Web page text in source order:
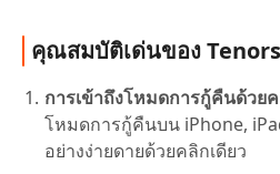
คุณสมบัติเด่นของ
การเข้าถึงโหมดการกู้คืนด้วย
โหมดการกู้คืนบน iPhone,
อย่างง่ายดายด้วยคลิกเดียว